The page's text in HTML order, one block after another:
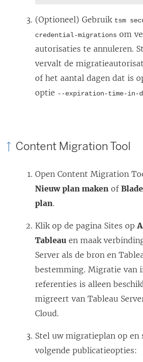
v
e
n
s
t
e
p
e
)
(Optioneel) Gebruik tsm
credential-migrations om
autorisaties te annuleren.
vervalt de
of het aantal dagen dat is
optie --expiration-time-in-
Content Migration Tool
Open Content Migration
Nieuw plan maken of
plan.
Klik op de pagina Sites op
Tableau en maak
Server als de bron en
bestemming. Migratie van
referenties is alleen
migreert van Tableau
Cloud.
Stel uw migratieplan op en
volgende publicatieopties: